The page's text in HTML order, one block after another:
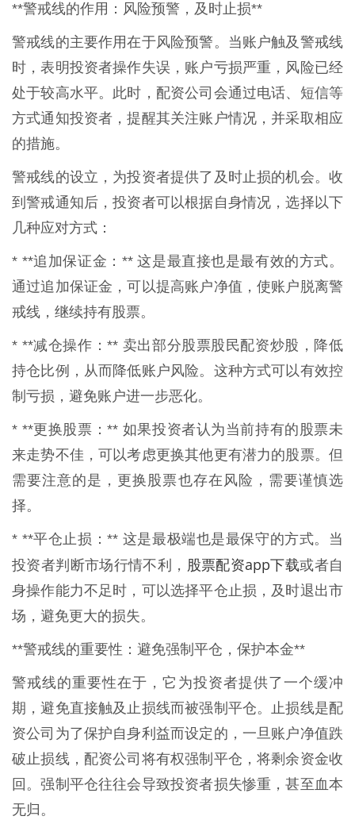
**警戒线的作用：风险预警，及时止损**
警戒线的主要作用在于风险预警。当账户触及警戒线
时，表明投资者操作失误，账户亏损严重，风险已经
处于较高水平。此时，配资公司会通过电话、短信等
方式通知投资者，提醒其关注账户情况，并采取相应
的措施。
警戒线的设立，为投资者提供了及时止损的机会。收
到警戒通知后，投资者可以根据自身情况，选择以下
几种应对方式：
* **追加保证金：** 这是最直接也是最有效的方式。
通过追加保证金，可以提高账户净值，使账户脱离警
戒线，继续持有股票。
* **减仓操作：** 卖出部分股票股民配资炒股，降低
持仓比例，从而降低账户风险。这种方式可以有效控
制亏损，避免账户进一步恶化。
* **更换股票：** 如果投资者认为当前持有的股票未
来走势不佳，可以考虑更换其他更有潜力的股票。但
需要注意的是，更换股票也存在风险，需要谨慎选
择。
* **平仓止损：** 这是最极端也是最保守的方式。当
投资者判断市场行情不利， 股票配资app下载或者自
身操作能力不足时，可以选择平仓止损，及时退出市
场，避免更大的损失。
**警戒线的重要性：避免强制平仓，保护本金**
警戒线的重要性在于，它为投资者提供了一个缓冲
期，避免直接触及止损线而被强制平仓。止损线是配
资公司为了保护自身利益而设定的，一旦账户净值跌
破止损线，配资公司将有权强制平仓，将剩余资金收
回。强制平仓往往会导致投资者损失惨重，甚至血本
无归。